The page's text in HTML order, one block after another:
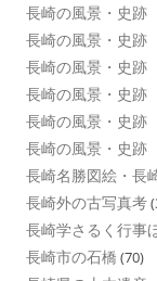
長崎の風景・史跡
長崎の風景・史跡
長崎の風景・史跡
長崎の風景・史跡
長崎の風景・史跡
長崎の風景・史跡
長崎名勝図絵・長
長崎外の古写真考
長崎学さるく行事
長崎市の石橋 (70)